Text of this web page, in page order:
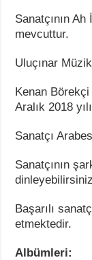
Sanatçının
mevcuttur.
Uluçınar
Kenan
Aralık 2018
Sanatçı
Sanatçının
Başarılı
etmektedir.
Albümleri: